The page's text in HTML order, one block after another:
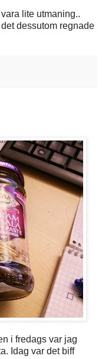
lite utmaning..
dessutom regnade
i fredags var jag
Idag var det biff